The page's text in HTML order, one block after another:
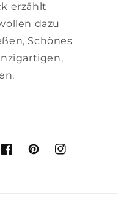
erzählt
dazu
Schönes
FacebookPinterestInstagram